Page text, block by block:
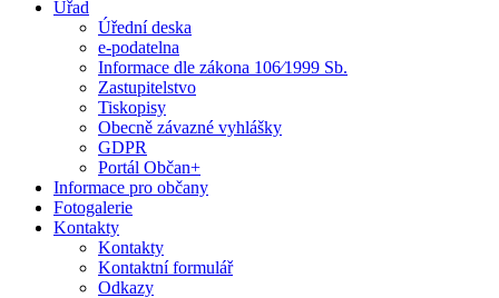
Úřad
Úřední deska
e-podatelna
Informace dle zákona 106⁄1999 Sb.
Zastupitelstvo
Tiskopisy
Obecně závazné vyhlášky
GDPR
Portál Občan+
Informace pro občany
Fotogalerie
Kontakty
Kontakty
Kontaktní formulář
Odkazy